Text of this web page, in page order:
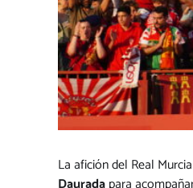
La afición del Real